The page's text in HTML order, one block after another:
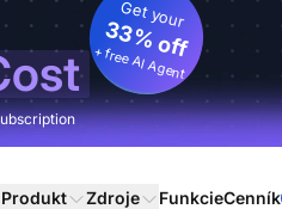
Get your
33% off
+ free AI Agent
Produkt Zdroje FunkcieCenník